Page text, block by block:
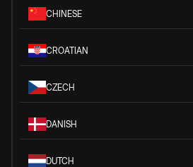
CHINESE
CROATIAN
CZECH
DANISH
DUTCH